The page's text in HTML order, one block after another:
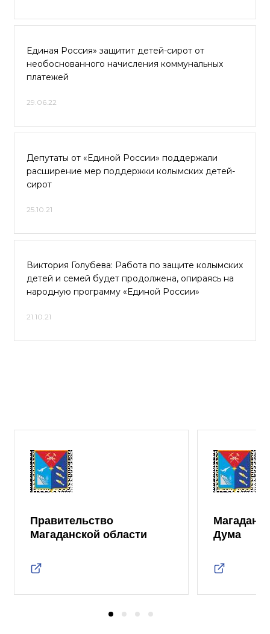
Единая Россия» защитит детей-сирот от
необоснованного начисления коммунальных
платежей
29.06.22
Депутаты от «Единой России» поддержали
расширение мер поддержки колымских детей-
сирот
25.10.21
Виктория Голубева: Работа по защите колымских
детей и семей будет продолжена, опираясь на
народную программу «Единой России»
21.10.21
Правительство
Магаданской области
Дума